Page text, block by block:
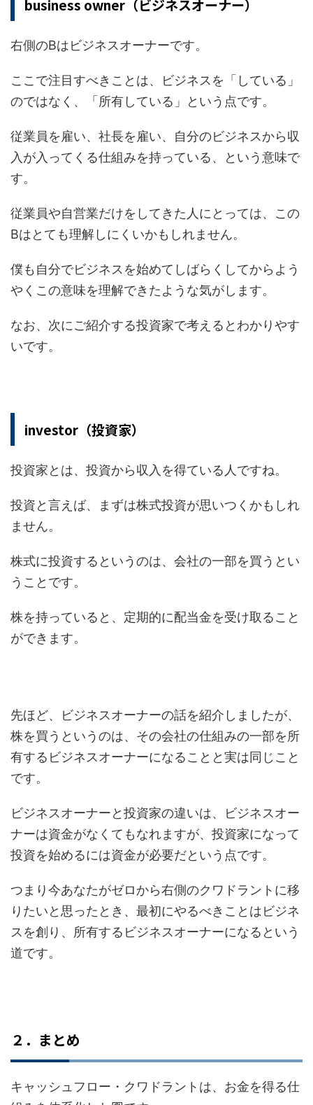
business owner（ビジネスオーナー）
右側のBはビジネスオーナーです。
ここで注目すべきことは、ビジネスを「している」
のではなく、「所有している」という点です。
従業員を雇い、社長を雇い、自分のビジネスから収
入が入ってくる仕組みを持っている、という意味で
す。
従業員や自営業だけをしてきた人にとっては、この
Bはとても理解しにくいかもしれません。
僕も自分でビジネスを始めてしばらくしてからよう
やくこの意味を理解できたような気がします。
なお、次にご紹介する投資家で考えるとわかりやす
いです。
investor（投資家）
投資家とは、投資から収入を得ている人ですね。
投資と言えば、まずは株式投資が思いつくかもしれ
ません。
株式に投資するというのは、会社の一部を買うとい
うことです。
株を持っていると、定期的に配当金を受け取ること
ができます。
先ほど、ビジネスオーナーの話を紹介しましたが、
株を買うというのは、その会社の仕組みの一部を所
有するビジネスオーナーになることと実は同じこと
です。
ビジネスオーナーと投資家の違いは、ビジネスオー
ナーは資金がなくてもなれますが、投資家になって
投資を始めるには資金が必要だという点です。
つまり今あなたがゼロから右側のクワドラントに移
りたいと思ったとき、最初にやるべきことはビジネ
スを創り、所有するビジネスオーナーになるという
道です。
２．まとめ
キャッシュフロー・クワドラントは、お金を得る仕